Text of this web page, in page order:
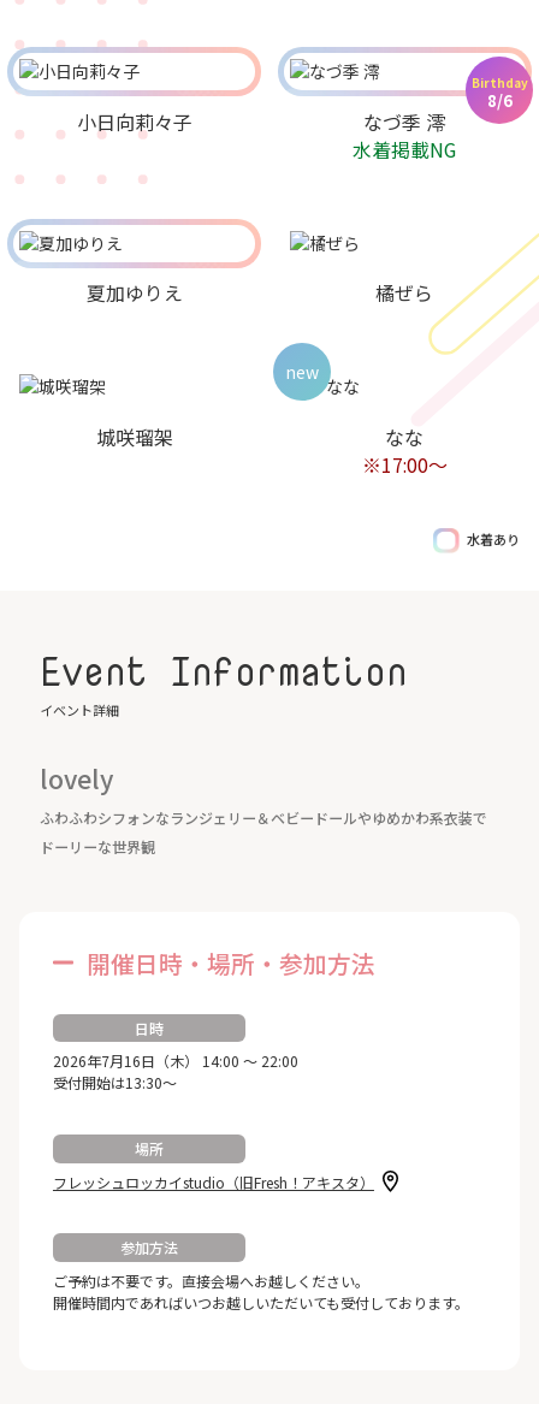
Birthday
8/6
小日向莉々子
なづ季 澪
水着掲載NG
夏加ゆりえ 橘ぜら
城咲瑠架
なな
※17:00～
new
水着あり
Event Information
イベント詳細
lovely
ふわふわシフォンなランジェリー＆ベビードールやゆめかわ系衣装で
ドーリーな世界観
開催日時・場所・参加方法
日時
2026年7月16日（木） 14:00 ～ 22:00
受付開始は13:30～
場所
フレッシュロッカイstudio（旧Fresh！アキスタ）
参加方法
ご予約は不要です。直接会場へお越しください。
開催時間内であればいつお越しいただいても受付しております。